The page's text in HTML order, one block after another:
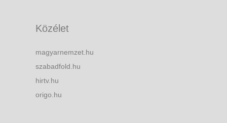
Közélet
magyarnemzet.hu
szabadfold.hu
hirtv.hu
origo.hu